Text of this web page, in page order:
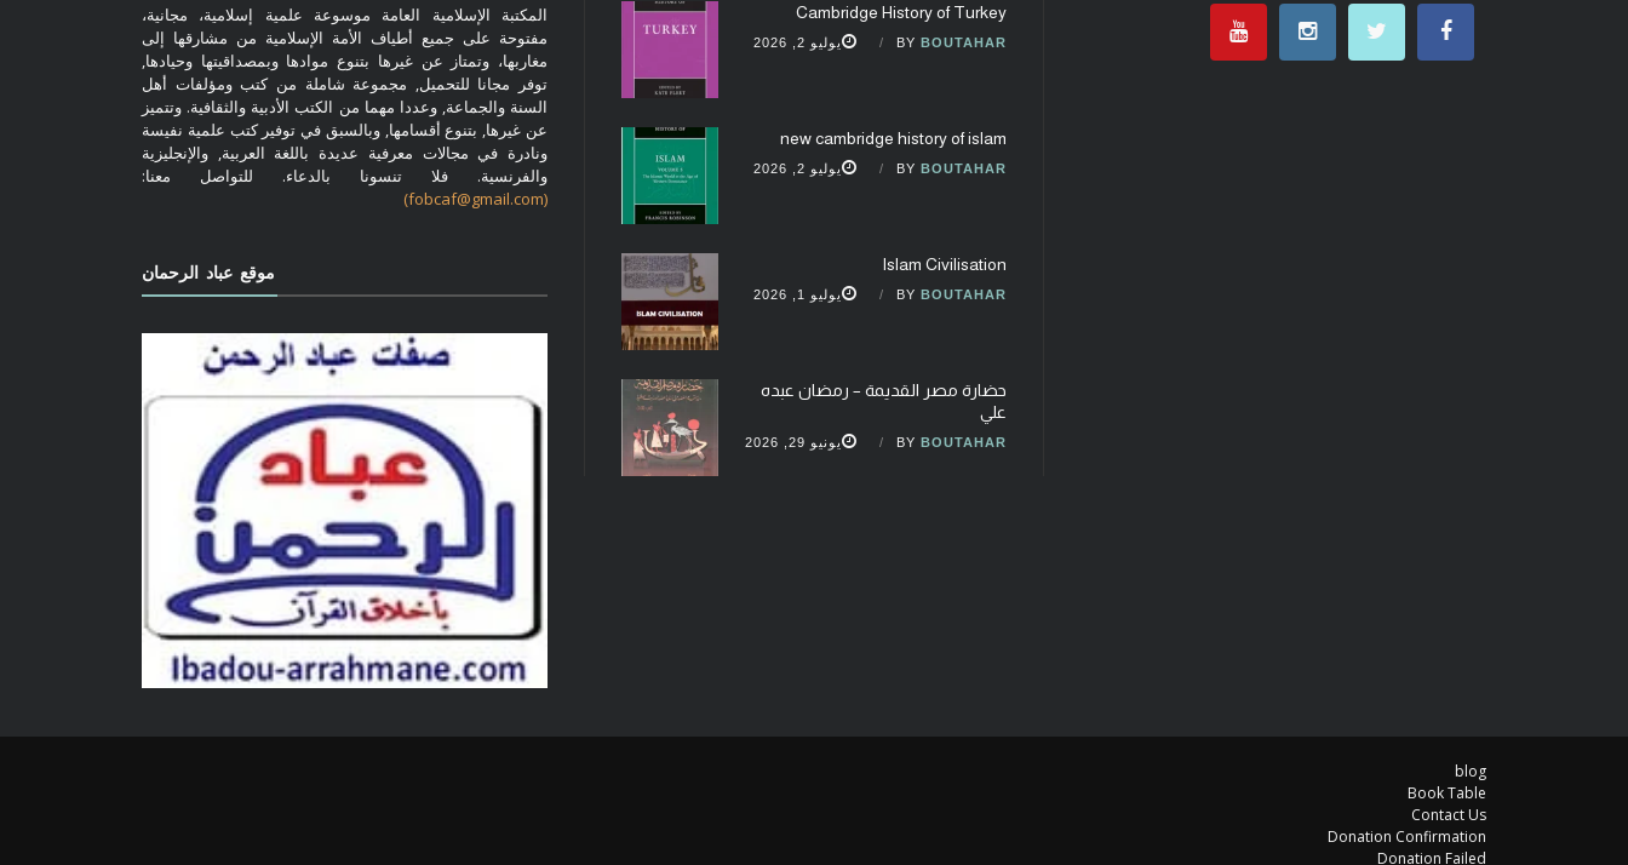
المكتبة الإسلامية العامة موسوعة علمية إسلامية، مجانية،
مفتوحة على جميع أطياف الأمة الإسلامية من مشارقها إلى
مغاربها، وتمتاز عن غيرها بتنوع موادها وبمصداقيتها وحيادها,
توفر مجانا للتحميل, مجموعة شاملة من كتب ومؤلفات أهل
السنة والجماعة, وعددا مهما من الكتب الأدبية والثقافية. وتتميز
عن غيرها, بتنوع أقسامها, وبالسبق في توفير كتب علمية نفيسة
ونادرة في مجالات معرفية عديدة باللغة العربية, والإنجليزية
والفرنسية. فلا تنسونا بالدعاء. للتواصل معنا:
(fobcaf@gmail.com)
موقع عباد الرحمان
Cambridge History of Turkey
BY BOUTAHAR يوليو 2, 2026
new cambridge history of islam
BY BOUTAHAR يوليو 2, 2026
Islam Civilisation
BY BOUTAHAR يوليو 1, 2026
حضارة مصر القديمة – رمضان عبده
علي
BY BOUTAHAR يونيو 29, 2026
blog
Book Table
Contact Us
Donation Confirmation
Donation Failed